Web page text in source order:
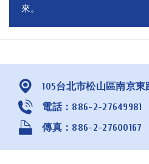
來。
105台北市松山區南京東
電話：886-2-27649981
傳真：886-2-27600167